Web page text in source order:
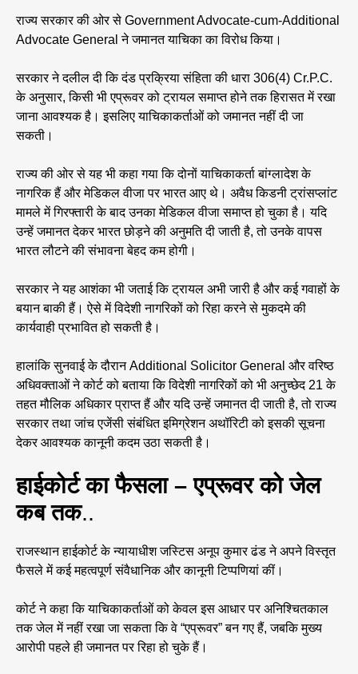
राज्य सरकार की ओर से Government Advocate-cum-Additional
Advocate General ने जमानत याचिका का विरोध किया।
सरकार ने दलील दी कि दंड प्रक्रिया संहिता की धारा 306(4) Cr.P.C.
के अनुसार, किसी भी एप्रूवर को ट्रायल समाप्त होने तक हिरासत में रखा
जाना आवश्यक है। इसलिए याचिकाकर्ताओं को जमानत नहीं दी जा
सकती।
राज्य की ओर से यह भी कहा गया कि दोनों याचिकाकर्ता बांग्लादेश के
नागरिक हैं और मेडिकल वीजा पर भारत आए थे। अवैध किडनी ट्रांसप्लांट
मामले में गिरफ्तारी के बाद उनका मेडिकल वीजा समाप्त हो चुका है। यदि
उन्हें जमानत देकर भारत छोड़ने की अनुमति दी जाती है, तो उनके वापस
भारत लौटने की संभावना बेहद कम होगी।
सरकार ने यह आशंका भी जताई कि ट्रायल अभी जारी है और कई गवाहों के
बयान बाकी हैं। ऐसे में विदेशी नागरिकों को रिहा करने से मुकदमे की
कार्यवाही प्रभावित हो सकती है।
हालांकि सुनवाई के दौरान Additional Solicitor General और वरिष्ठ
अधिवक्ताओं ने कोर्ट को बताया कि विदेशी नागरिकों को भी अनुच्छेद 21 के
तहत मौलिक अधिकार प्राप्त हैं और यदि उन्हें जमानत दी जाती है, तो राज्य
सरकार तथा जांच एजेंसी संबंधित इमिग्रेशन अथॉरिटी को इसकी सूचना
देकर आवश्यक कानूनी कदम उठा सकती है।
हाईकोर्ट का फैसला – एप्रूवर को जेल
कब तक..
राजस्थान हाईकोर्ट के न्यायाधीश जस्टिस अनूप कुमार ढंड ने अपने विस्तृत
फैसले में कई महत्वपूर्ण संवैधानिक और कानूनी टिप्पणियां कीं।
कोर्ट ने कहा कि याचिकाकर्ताओं को केवल इस आधार पर अनिश्चितकाल
तक जेल में नहीं रखा जा सकता कि वे “एप्रूवर” बन गए हैं, जबकि मुख्य
आरोपी पहले ही जमानत पर रिहा हो चुके हैं।